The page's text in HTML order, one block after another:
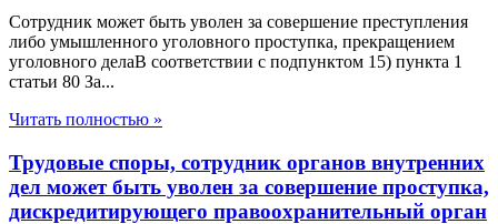
Сотрудник может быть уволен за совершение преступления
либо умышленного уголовного проступка, прекращением
уголовного делаВ соответствии с подпунктом 15) пункта 1
статьи 80 За...
Читать полностью »
Трудовые споры, сотрудник органов внутренних
дел может быть уволен за совершение проступка,
дискредитирующего правоохранительный орган